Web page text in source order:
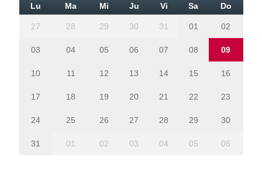
Lu Ma Mi Ju Vi Sa Do
27 28 29 30 31 01 02
03 04 05 06 07 08 09
10 11 12 13 14 15 16
17 18 19 20 21 22 23
24 25 26 27 28 29 30
31 01 02 03 04 05 06